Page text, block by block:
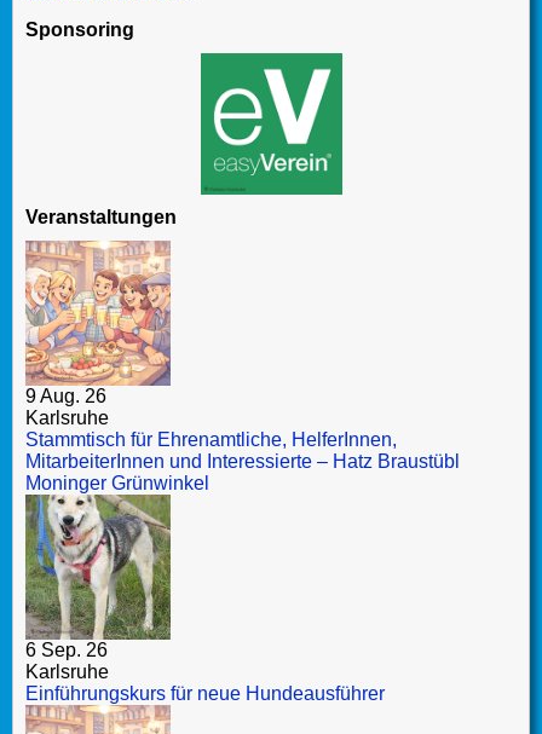
Sponsoring
Veranstaltungen
9 Aug. 26
Karlsruhe
Stammtisch für Ehrenamtliche, HelferInnen,
MitarbeiterInnen und Interessierte – Hatz Braustübl
Moninger Grünwinkel
6 Sep. 26
Karlsruhe
Einführungskurs für neue Hundeausführer